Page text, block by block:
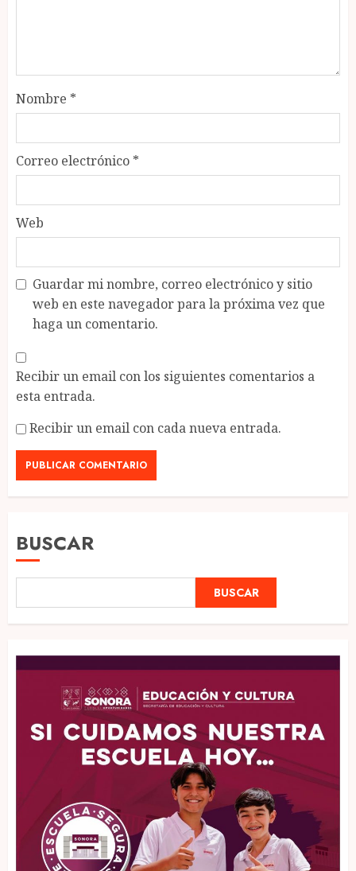
Nombre *
Correo electrónico *
Web
Guardar mi nombre, correo electrónico y sitio
web en este navegador para la próxima vez que
haga un comentario.
Recibir un email con los siguientes comentarios a
esta entrada.
Recibir un email con cada nueva entrada.
BUSCAR
BUSCAR